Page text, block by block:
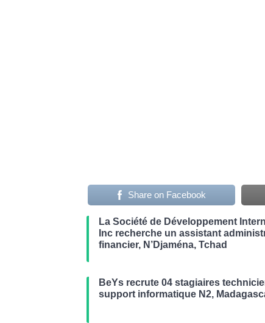
Share on Facebook
La Société de Développement
Inc recherche un assistant
financier, N’Djaména, Tchad
BeYs recrute 04 stagiaires
support informatique N2,